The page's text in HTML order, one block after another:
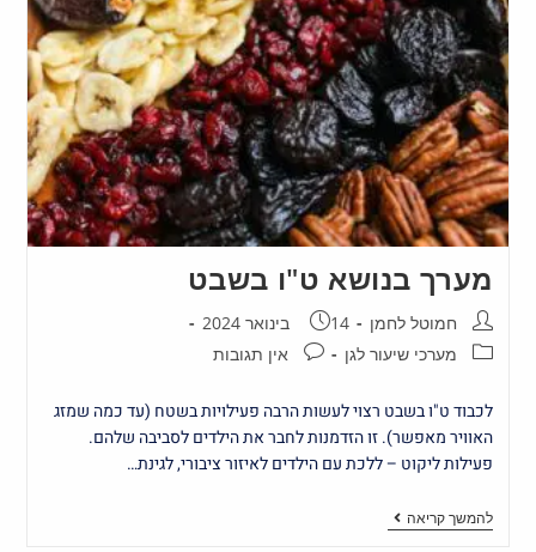
מערך בנושא ט"ו בשבט
חמוטל לחמן
14 בינואר 2024
מערכי שיעור לגן
אין תגובות
לכבוד ט"ו בשבט רצוי לעשות הרבה פעילויות בשטח (עד כמה שמזג
האוויר מאפשר). זו הזדמנות לחבר את הילדים לסביבה שלהם.
פעילות ליקוט – ללכת עם הילדים לאיזור ציבורי, לגינת…
להמשך קריאה